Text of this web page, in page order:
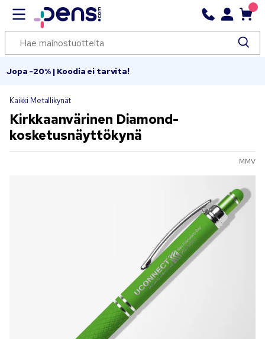
Jopa -20% | Koodia ei tarvita!
Kaikki Metallikynät
Kirkkaanvärinen Diamond-
kosketusnäyttökynä
MMV